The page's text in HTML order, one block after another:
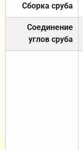
Сборка сруба
Соединение
углов сруба